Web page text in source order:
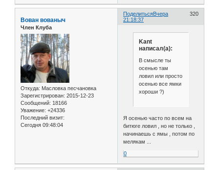
Поделиться 320
Вчера
21:18:37
Вован вованыч
Член Клуба
Откуда: Масловка песчановка
Зарегистрирован: 2015-12-23
Сообщений: 18166
Уважение: +24336
Последний визит:
Сегодня 09:48:04
Kant
написал(а):
В смысле ты
осенью там
ловил или просто
осенью все ямки
хороши ?)
Я осенью часто по всем на
битюге ловил , но не только ,
начинаешь с ямы , потом по
мелякам ...
0